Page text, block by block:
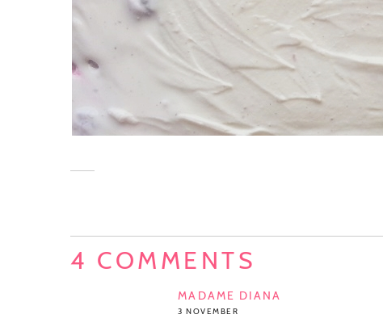
4 COMMENTS
MADAME DIANA
3 NOVEMBER